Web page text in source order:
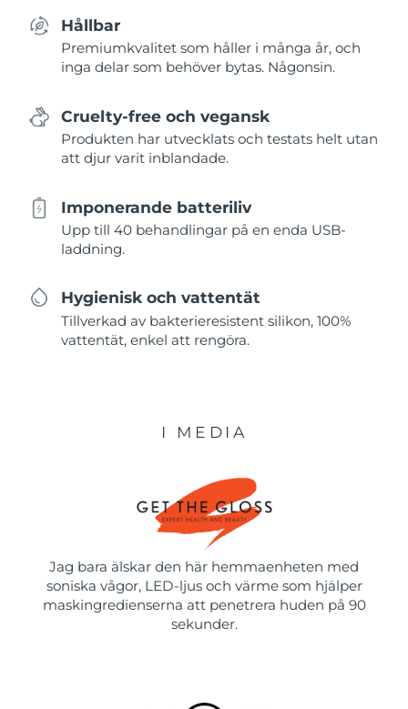
Hållbar
Premiumkvalitet som håller i många år, och
inga delar som behöver bytas. Någonsin.
Cruelty-free och vegansk
Produkten har utvecklats och testats helt utan
att djur varit inblandade.
Imponerande batteriliv
Upp till 40 behandlingar på en enda USB-
laddning.
Hygienisk och vattentät
Tillverkad av bakterieresistent silikon, 100%
vattentät, enkel att rengöra.
I MEDIA
Jag bara älskar den här hemmaenheten med
soniska vågor, LED-ljus och värme som hjälper
maskingredienserna att penetrera huden på 90
sekunder.